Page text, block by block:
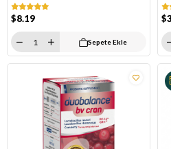
$8.19
Sepete Ekle